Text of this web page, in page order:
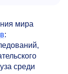
мира
:
среди